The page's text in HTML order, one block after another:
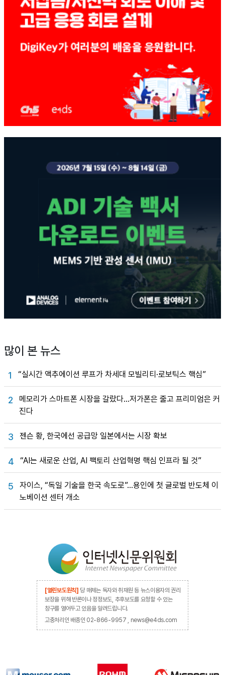
많이 본 뉴스
1 “실시간 액추에이션 루프가 차세대 모빌리티·로보틱스 핵심”
2
메모리가 스마트폰 시장을 갈랐다…저가폰은 줄고 프리미엄은 커
진다
3 젠슨 황, 한국에선 공급망 일본에서는 시장 확보
4 “AI는 새로운 산업, AI 팩토리 산업혁명 핵심 인프라 될 것”
5
자이스, “독일 기술을 한국 속도로”…용인에 첫 글로벌 반도체 이
노베이션 센터 개소
[열린보도원칙] 당 매체는 독자와 취재원 등 뉴스이용자의 권리
보장을 위해 반론이나 정정보도, 추후보도를 요청할 수 있는
창구를 열어두고 있음을 알려드립니다.
고충처리인 배종인 02-866-9957 , news@e4ds.com